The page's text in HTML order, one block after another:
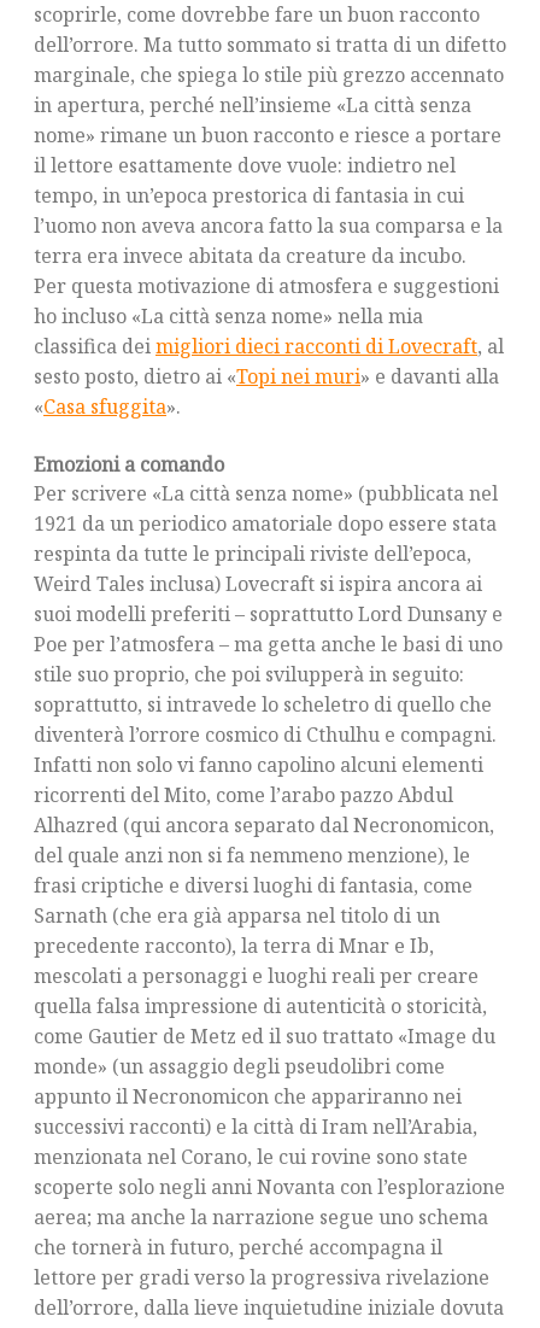
scoprirle, come dovrebbe fare un buon racconto
dell’orrore. Ma tutto sommato si tratta di un difetto
marginale, che spiega lo stile più grezzo accennato
in apertura, perché nell’insieme «La città senza
nome» rimane un buon racconto e riesce a portare
il lettore esattamente dove vuole: indietro nel
tempo, in un’epoca prestorica di fantasia in cui
l’uomo non aveva ancora fatto la sua comparsa e la
terra era invece abitata da creature da incubo.
Per questa motivazione di atmosfera e suggestioni
ho incluso «La città senza nome» nella mia
classifica deimigliori dieci racconti di Lovecraft, al
sesto posto, dietro ai «Topi nei muri» e davanti alla
«Casa sfuggita».
Emozioni a comando
Per scrivere «La città senza nome» (pubblicata nel
1921 da un periodico amatoriale dopo essere stata
respinta da tutte le principali riviste dell’epoca,
Weird Tales inclusa) Lovecraft si ispira ancora ai
suoi modelli preferiti – soprattutto Lord Dunsany e
Poe per l’atmosfera – ma getta anche le basi di uno
stile suo proprio, che poi svilupperà in seguito:
soprattutto, si intravede lo scheletro di quello che
diventerà l’orrore cosmico di Cthulhu e compagni.
Infatti non solo vi fanno capolino alcuni elementi
ricorrenti del Mito, come l’arabo pazzo Abdul
Alhazred (qui ancora separato dal Necronomicon,
del quale anzi non si fa nemmeno menzione), le
frasi criptiche e diversi luoghi di fantasia, come
Sarnath (che era già apparsa nel titolo di un
precedente racconto), la terra di Mnar e Ib,
mescolati a personaggi e luoghi reali per creare
quella falsa impressione di autenticità o storicità,
come Gautier de Metz ed il suo trattato «Image du
monde» (un assaggio degli pseudolibri come
appunto il Necronomicon che appariranno nei
successivi racconti) e la città di Iram nell’Arabia,
menzionata nel Corano, le cui rovine sono state
scoperte solo negli anni Novanta con l’esplorazione
aerea; ma anche la narrazione segue uno schema
che tornerà in futuro, perché accompagna il
lettore per gradi verso la progressiva rivelazione
dell’orrore, dalla lieve inquietudine iniziale dovuta